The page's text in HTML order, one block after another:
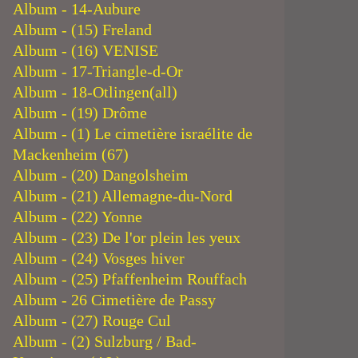
Album - 14-Aubure
Album - (15) Freland
Album - (16) VENISE
Album - 17-Triangle-d-Or
Album - 18-Otlingen(all)
Album - (19) Drôme
Album - (1) Le cimetière israélite de
Mackenheim (67)
Album - (20) Dangolsheim
Album - (21) Allemagne-du-Nord
Album - (22) Yonne
Album - (23) De l'or plein les yeux
Album - (24) Vosges hiver
Album - (25) Pfaffenheim Rouffach
Album - 26 Cimetière de Passy
Album - (27) Rouge Cul
Album - (2) Sulzburg / Bad-